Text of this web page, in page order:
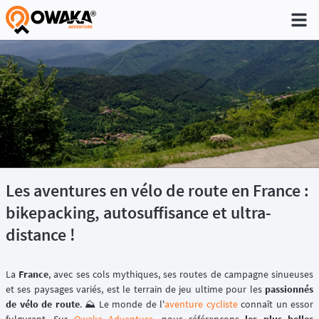
®
Les aventures en vélo de route en France :
bikepacking, autosuffisance et ultra-
distance !
La France, avec ses cols mythiques, ses routes de campagne sinueuses
et ses paysages variés, est le terrain de jeu ultime pour les passionnés
de vélo de route. ⛰️ Le monde de l'aventure cyclisteconnaît un essor